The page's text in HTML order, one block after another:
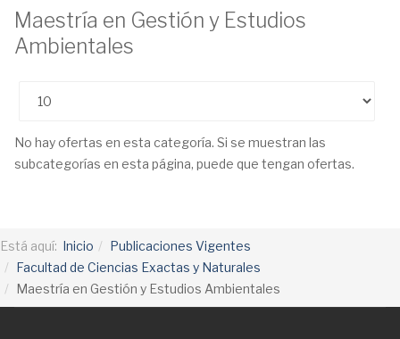
Maestría en Gestión y Estudios
Ambientales
No hay ofertas en esta categoría. Si se muestran las
subcategorías en esta página, puede que tengan ofertas.
Está aquí: Inicio
Publicaciones Vigentes
Facultad de Ciencias Exactas y Naturales
Maestría en Gestión y Estudios Ambientales